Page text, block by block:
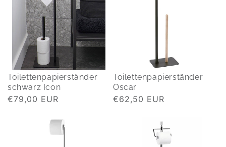
Toilettenpapierständer
schwarz Icon
Normaler
€79,00 EUR
Toilettenpapierständer
Oscar
Normaler
€62,50 EUR